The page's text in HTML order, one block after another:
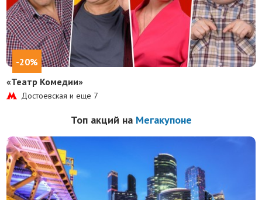
-20%
«Театр Комедии»
Достоевская и еще 7
Топ акций на Мегакупоне